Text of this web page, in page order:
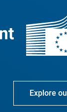
Explore